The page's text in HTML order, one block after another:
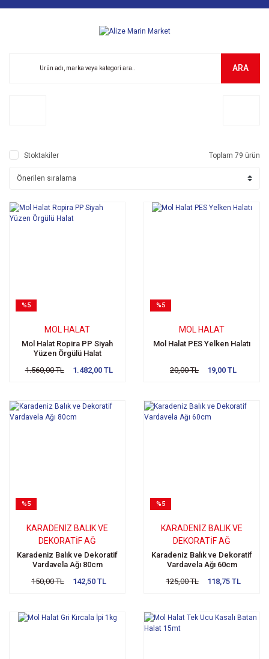
ARA
Stoktakiler Toplam 79 ürün
%5
MOL HALAT
Mol Halat Ropira PP Siyah
Yüzen Örgülü Halat
1.560,00 TL
1.482,00 TL
%5
MOL HALAT
Mol Halat PES Yelken Halatı
20,00 TL 19,00 TL
%5
KARADENIZ BALIK VE
DEKORATIF AĞ
Karadeniz Balık ve Dekoratif
Vardavela Ağı 80cm
150,00 TL
142,50 TL
%5
KARADENIZ BALIK VE
DEKORATIF AĞ
Karadeniz Balık ve Dekoratif
Vardavela Ağı 60cm
125,00 TL
118,75 TL